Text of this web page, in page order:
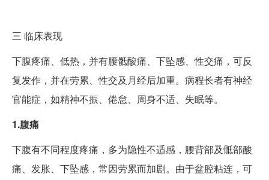
三 临床表现
下腹疼痛、低热，并有腰骶酸痛、下坠感、性交痛，可反
复发作，并在劳累、性交及月经后加重。病程长者有神经
官能症，如精神不振、倦怠、周身不适、失眠等。
1.腹痛
下腹有不同程度疼痛，多为隐性不适感，腰背部及骶部酸
痛、发胀、下坠感，常因劳累而加剧。由于盆腔粘连，可